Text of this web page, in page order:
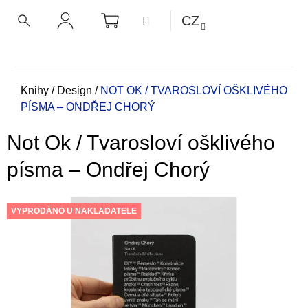
NÁKUPNÍ
KOŠÍK MENUCZ
Domů
Knihy / Design / NOT OK / TVAROSLOVÍ OŠKLIVÉHO
PÍSMA – ONDŘEJ CHORÝ
Not Ok / Tvarosloví ošklivého
písma – Ondřej Chorý
VYPRODÁNO U NAKLADATELE
ZPĚT
ZPĚT
o
p
t
ř
e
b
u